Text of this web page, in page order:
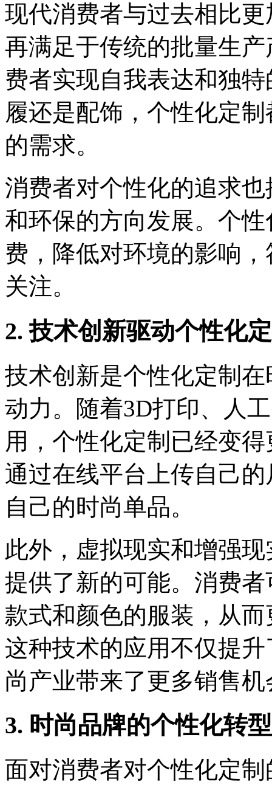
现代消费者与过去相比
再满足于传统的批量生
费者实现自我表达和独
履还是配饰，个性化定
的需求。
消费者对个性化的追求
和环保的方向发展。个
费，降低对环境的影响
关注。
2. 技术创新驱动个性化
技术创新是个性化定制
动力。随着3D打印、人
用，个性化定制已经变
通过在线平台上传自己
自己的时尚单品。
此外，虚拟现实和增强
提供了新的可能。消费
款式和颜色的服装，从
这种技术的应用不仅提
尚产业带来了更多销售机
3. 时尚品牌的个性化转型
面对消费者对个性化定